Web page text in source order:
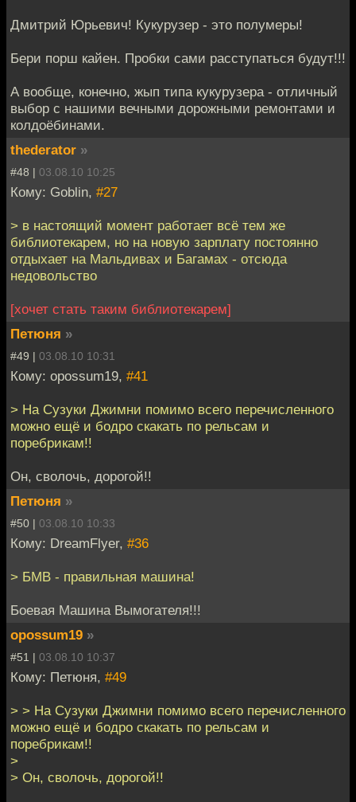
Дмитрий Юрьевич! Кукурузер - это полумеры!
Бери порш кайен. Пробки сами расступаться будут!!!
А вообще, конечно, жып типа кукурузера - отличный
выбор с нашими вечными дорожными ремонтами и
колдоёбинами.
thederator »
#48 | 03.08.10 10:25
Кому: Goblin, #27
> в настоящий момент работает всё тем же
библиотекарем, но на новую зарплату постоянно
отдыхает на Мальдивах и Багамах - отсюда
недовольство
[хочет стать таким библиотекарем]
Петюня »
#49 | 03.08.10 10:31
Кому: opossum19, #41
> На Сузуки Джимни помимо всего перечисленного
можно ещё и бодро скакать по рельсам и
поребрикам!!
Он, сволочь, дорогой!!
Петюня »
#50 | 03.08.10 10:33
Кому: DreamFlyer, #36
> БМВ - правильная машина!
Боевая Машина Вымогателя!!!
opossum19 »
#51 | 03.08.10 10:37
Кому: Петюня, #49
> > На Сузуки Джимни помимо всего перечисленного
можно ещё и бодро скакать по рельсам и
поребрикам!!
>
> Он, сволочь, дорогой!!